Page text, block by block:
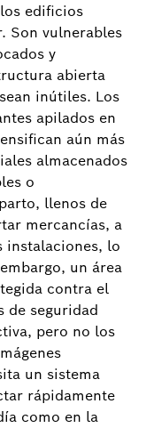
edificios
Son vulnerables
y
abierta
inútiles. Los
apilados en
aún más
almacenados
o
llenos de
mercancías, a
instalaciones, lo
un área
contra el
de seguridad
pero no los
un sistema
rápidamente
como en la